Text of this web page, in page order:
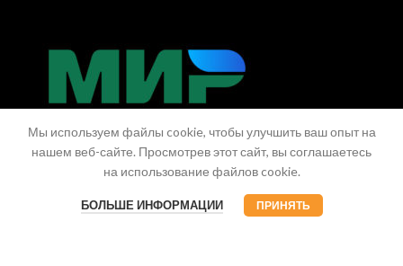
Мы используем файлы cookie, чтобы улучшить ваш опыт на
нашем веб-сайте. Просмотрев этот сайт, вы соглашаетесь
на использование файлов cookie.
БОЛЬШЕ ИНФОРМАЦИИ ПРИНЯТЬ